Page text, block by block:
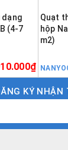
dạng
(4-7
Quạt
hộp
m2)
KÝ NHẬN